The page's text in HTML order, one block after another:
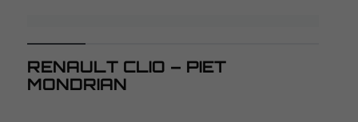
RENAULT CLIO – PIET
MONDRIAN